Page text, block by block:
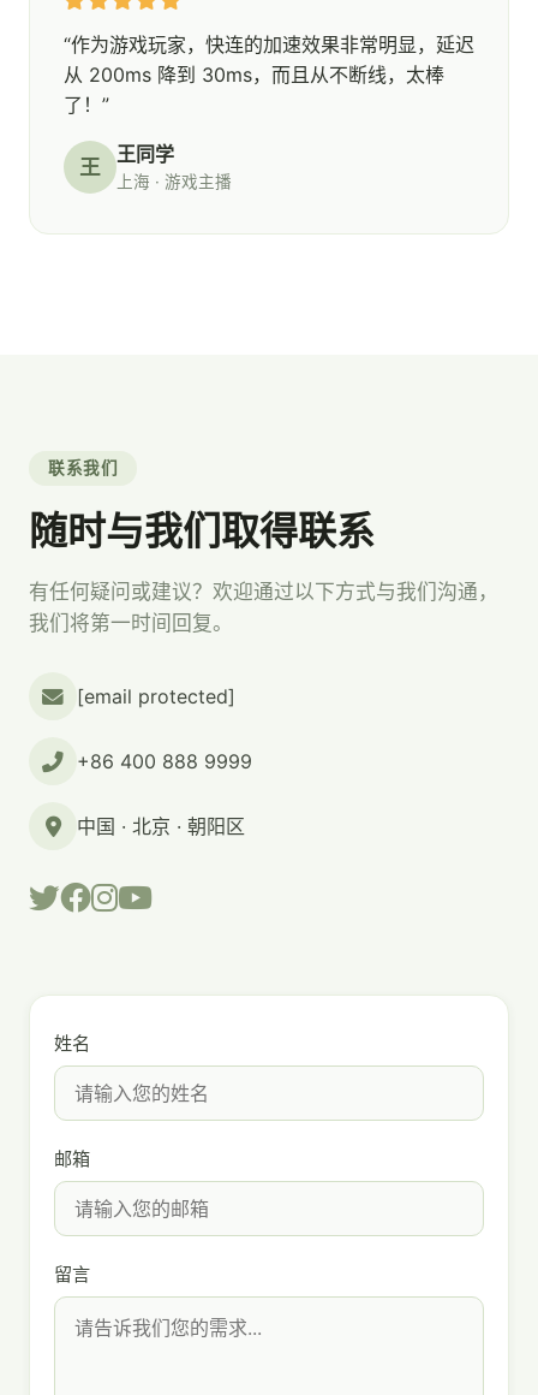
“作为游戏玩家，快连的加速效果非常明显，延迟
从 200ms 降到 30ms，而且从不断线，太棒
了！”
王 王同学
上海 · 游戏主播
联系我们
随时与我们取得联系
有任何疑问或建议？欢迎通过以下方式与我们沟通，
我们将第一时间回复。
[email protected]
+86 400 888 9999
中国 · 北京 · 朝阳区
姓名
邮箱
留言